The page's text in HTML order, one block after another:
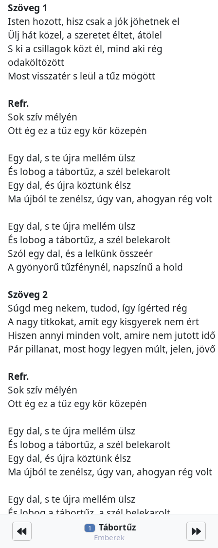
Szöveg 1
Isten hozott, hisz csak a jók jöhetnek el
Ülj hát közel, a szeretet éltet, átölel
S ki a csillagok közt él, mind aki rég
odaköltözött
Most visszatér s leül a tűz mögött
Refr.
Sok szív mélyén
Ott ég ez a tűz egy kör közepén
Egy dal, s te újra mellém ülsz
És lobog a tábortűz, a szél belekarolt
Egy dal, és újra köztünk élsz
Ma újból te zenélsz, úgy van, ahogyan rég volt
Egy dal, s te újra mellém ülsz
És lobog a tábortűz, a szél belekarolt
Szól egy dal, és a lelkünk összeér
A gyönyörű tűzfénynél, napszínű a hold
Szöveg 2
Súgd meg nekem, tudod, így ígérted rég
A nagy titkokat, amit egy kisgyerek nem ért
Hiszen annyi minden volt, amire nem jutott idő
Pár pillanat, most hogy legyen múlt, jelen, jövő
Refr.
Sok szív mélyén
Ott ég ez a tűz egy kör közepén
Egy dal, s te újra mellém ülsz
És lobog a tábortűz, a szél belekarolt
Egy dal, és újra köztünk élsz
Ma újból te zenélsz, úgy van, ahogyan rég volt
Egy dal, s te újra mellém ülsz
És lobog a tábortűz, a szél belekarolt
Szól egy dal, és a lelkünk összeér
A gyönyörű tűzfénynél, napszínű a hold
1 Tábortűz
Emberek